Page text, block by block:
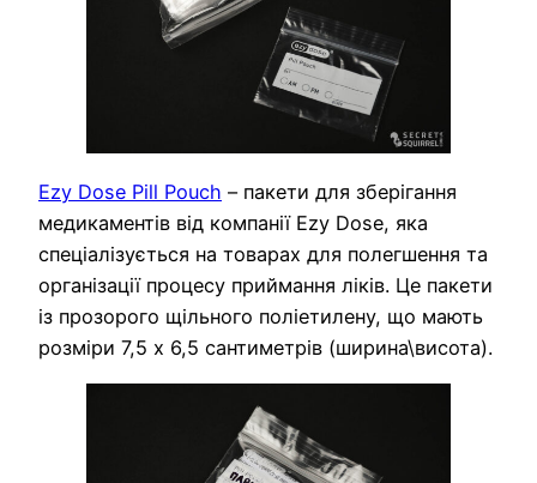
Ezy Dose Pill Pouch – пакети для зберігання
медикаментів від компанії Ezy Dose, яка
спеціалізується на товарах для полегшення та
організації процесу приймання ліків. Це пакети
із прозорого щільного поліетилену, що мають
розміри 7,5 х 6,5 сантиметрів (ширина\висота).